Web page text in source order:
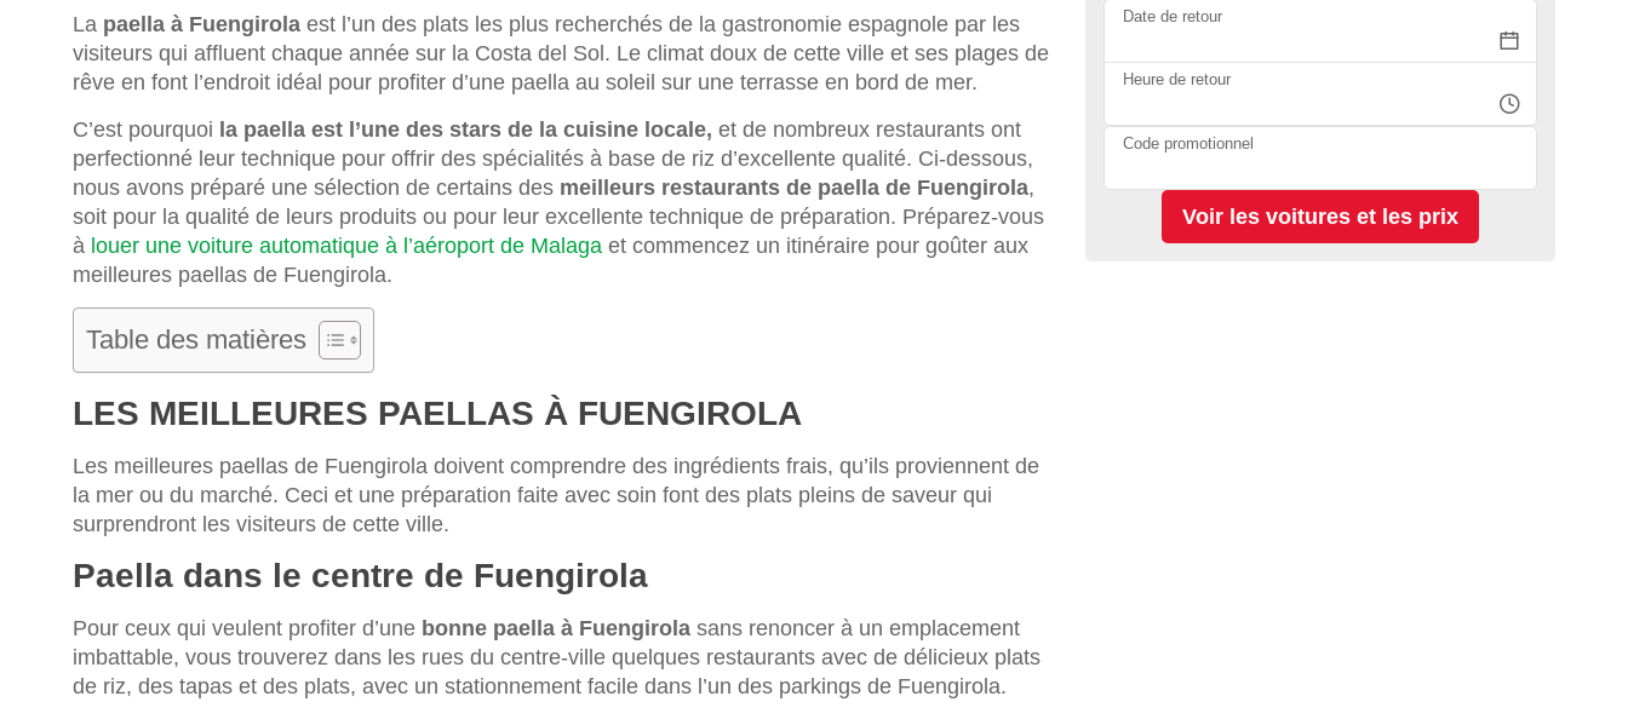
La paella à Fuengirola est l’un des plats les plus recherchés de la gastronomie espagnole par les
visiteurs qui affluent chaque année sur la Costa del Sol. Le climat doux de cette ville et ses plages de
rêve en font l’endroit idéal pour profiter d’une paella au soleil sur une terrasse en bord de mer.
C’est pourquoi la paella est l’une des stars de la cuisine locale, et de nombreux restaurants ont
perfectionné leur technique pour offrir des spécialités à base de riz d’excellente qualité. Ci-dessous,
nous avons préparé une sélection de certains des meilleurs restaurants de paella de Fuengirola,
soit pour la qualité de leurs produits ou pour leur excellente technique de préparation. Préparez-vous
à louer une voiture automatique à l’aéroport de Malaga et commencez un itinéraire pour goûter aux
meilleures paellas de Fuengirola.
Table des matières
LES MEILLEURES PAELLAS À FUENGIROLA
Les meilleures paellas de Fuengirola doivent comprendre des ingrédients frais, qu’ils proviennent de
la mer ou du marché. Ceci et une préparation faite avec soin font des plats pleins de saveur qui
surprendront les visiteurs de cette ville.
Paella dans le centre de Fuengirola
Pour ceux qui veulent profiter d’une bonne paella à Fuengirola sans renoncer à un emplacement
imbattable, vous trouverez dans les rues du centre-ville quelques restaurants avec de délicieux plats
de riz, des tapas et des plats, avec un stationnement facile dans l’un des parkings de Fuengirola.
Date de retour
Heure de retour
Code promotionnel